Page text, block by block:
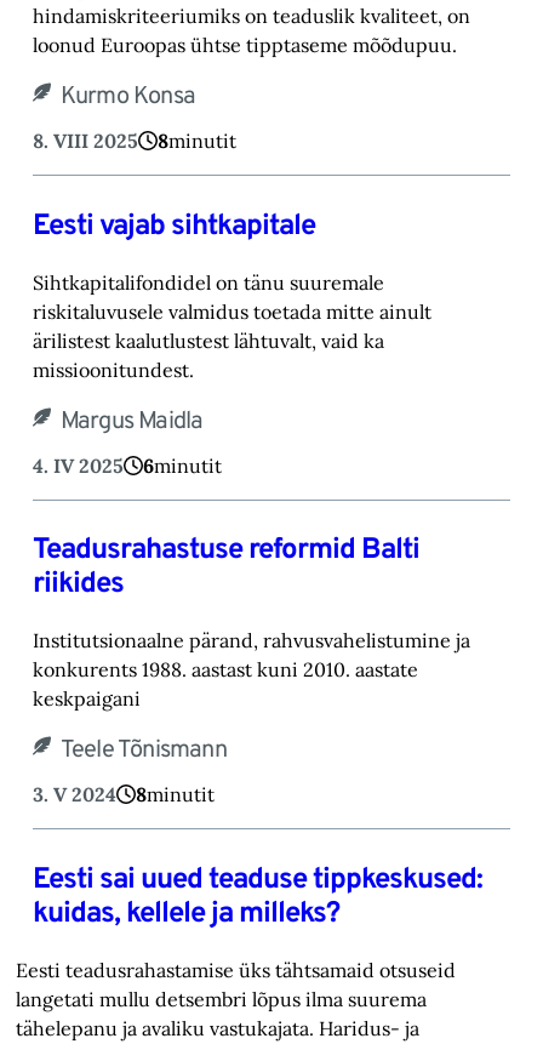
hindamiskriteeriumiks on teaduslik kvaliteet, on
loonud Euroopas ühtse tipptaseme mõõdupuu.
Kurmo Konsa
8. VIII 2025 8minutit
Eesti vajab sihtkapitale
Sihtkapitalifondidel on tänu suuremale
riskitaluvusele valmidus toetada mitte ainult
ärilistest kaalutlustest lähtuvalt, vaid ka
missioonitundest.
Margus Maidla
4. IV 2025 6minutit
Teadusrahastuse reformid Balti
riikides
Institutsionaalne pärand, rahvusvahelistumine ja
konkurents 1988. aastast kuni 2010. aastate
keskpaigani
Teele Tõnismann
3. V 2024 8minutit
Eesti sai uued teaduse tippkeskused:
kuidas, kellele ja milleks?
Eesti teadusrahastamise üks tähtsamaid otsuseid
langetati mullu detsembri lõpus ilma suurema
tähelepanu ja avaliku vastukajata. Haridus- ja